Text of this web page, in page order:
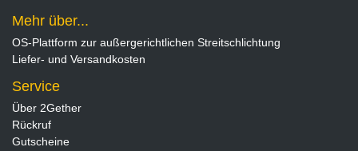
Mehr über...
OS-Plattform zur außergerichtlichen Streitschlichtung
Liefer- und Versandkosten
Service
Über 2Gether
Rückruf
Gutscheine